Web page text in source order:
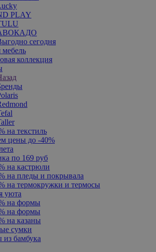
PLAY
сегодня
мебель
коллекция
на текстиль
цены до -40%
по 169 руб
на кастрюли
на пледы и покрывала
на термокружки и термосы
уюта
на формы
на формы
на казаны
сумки
из бамбука